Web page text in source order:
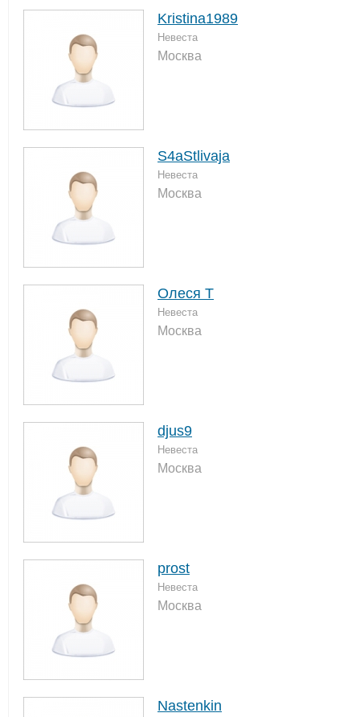
Kristina1989
Невеста
Москва
S4aStlivaja
Невеста
Москва
Олеся Т
Невеста
Москва
djus9
Невеста
Москва
prost
Невеста
Москва
Nastenkin